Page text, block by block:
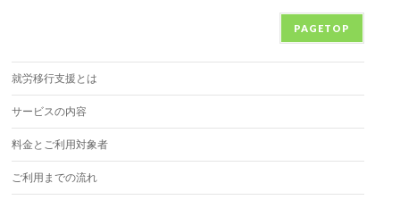
PAGETOP
就労移行支援とは
サービスの内容
料金とご利用対象者
ご利用までの流れ